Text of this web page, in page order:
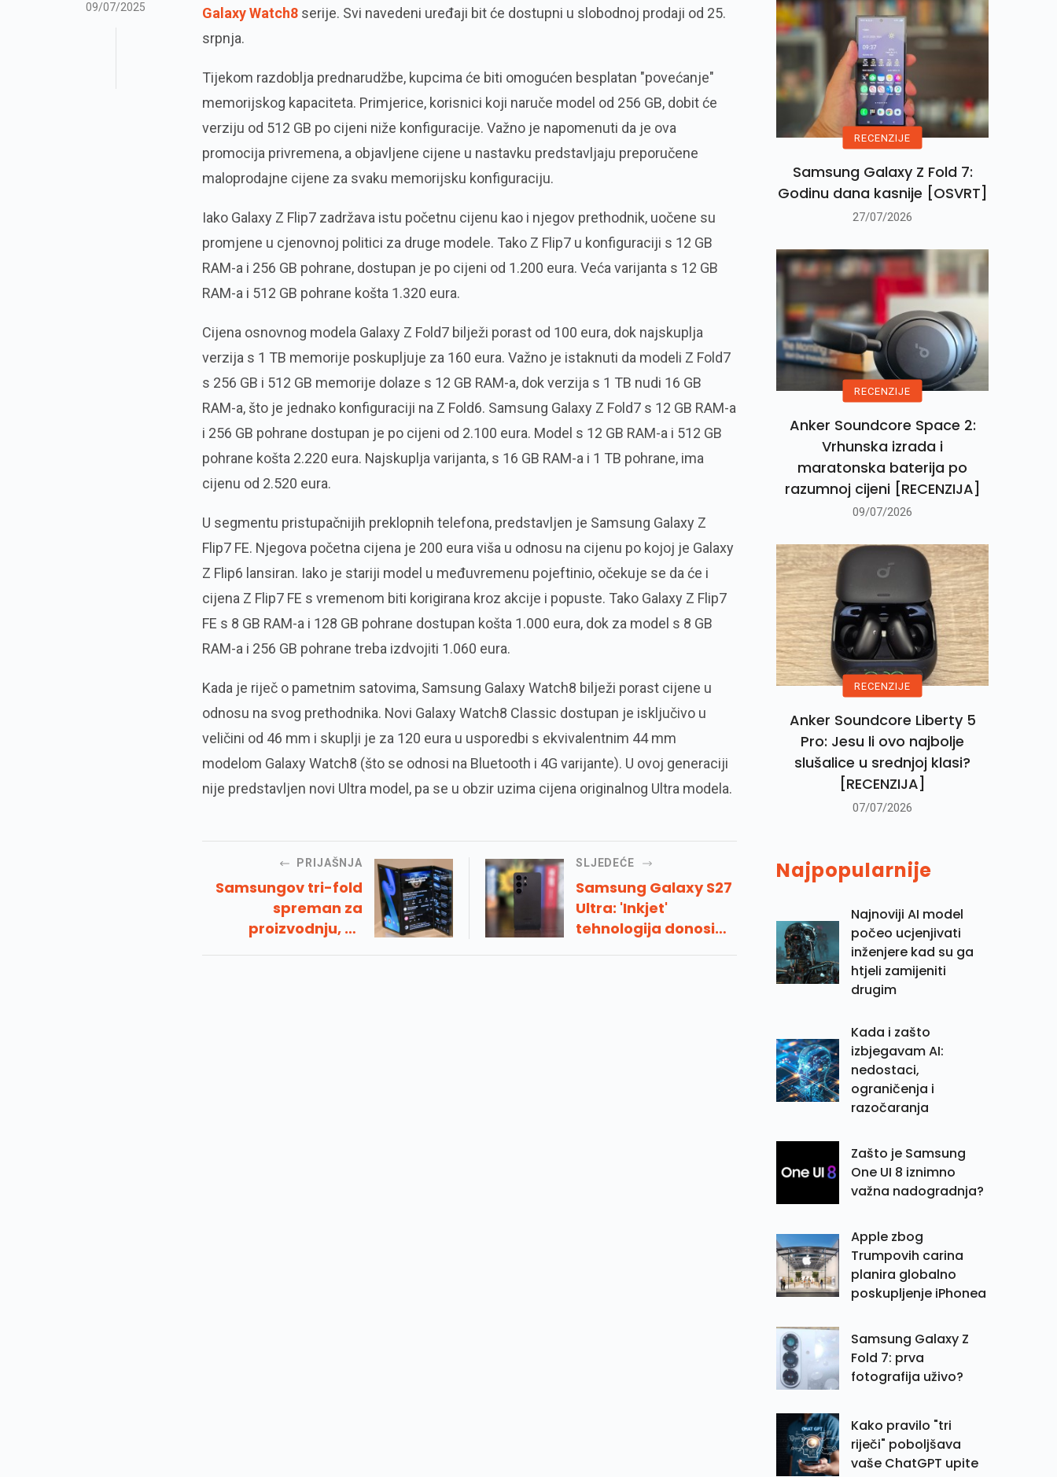
09/07/2025
Galaxy Watch8 serije. Svi navedeni uređaji bit će dostupni u slobodnoj prodaji od 25.
srpnja.
Tijekom razdoblja prednarudžbe, kupcima će biti omogućen besplatan "povećanje"
memorijskog kapaciteta. Primjerice, korisnici koji naruče model od 256 GB, dobit će
verziju od 512 GB po cijeni niže konfiguracije. Važno je napomenuti da je ova
promocija privremena, a objavljene cijene u nastavku predstavljaju preporučene
maloprodajne cijene za svaku memorijsku konfiguraciju.
Iako Galaxy Z Flip7 zadržava istu početnu cijenu kao i njegov prethodnik, uočene su
promjene u cjenovnoj politici za druge modele. Tako Z Flip7 u konfiguraciji s 12 GB
RAM-a i 256 GB pohrane, dostupan je po cijeni od 1.200 eura. Veća varijanta s 12 GB
RAM-a i 512 GB pohrane košta 1.320 eura.
Cijena osnovnog modela Galaxy Z Fold7 bilježi porast od 100 eura, dok najskuplja
verzija s 1 TB memorije poskupljuje za 160 eura. Važno je istaknuti da modeli Z Fold7
s 256 GB i 512 GB memorije dolaze s 12 GB RAM-a, dok verzija s 1 TB nudi 16 GB
RAM-a, što je jednako konfiguraciji na Z Fold6. Samsung Galaxy Z Fold7 s 12 GB RAM-a
i 256 GB pohrane dostupan je po cijeni od 2.100 eura. Model s 12 GB RAM-a i 512 GB
pohrane košta 2.220 eura. Najskuplja varijanta, s 16 GB RAM-a i 1 TB pohrane, ima
cijenu od 2.520 eura.
U segmentu pristupačnijih preklopnih telefona, predstavljen je Samsung Galaxy Z
Flip7 FE. Njegova početna cijena je 200 eura viša u odnosu na cijenu po kojoj je Galaxy
Z Flip6 lansiran. Iako je stariji model u međuvremenu pojeftinio, očekuje se da će i
cijena Z Flip7 FE s vremenom biti korigirana kroz akcije i popuste. Tako Galaxy Z Flip7
FE s 8 GB RAM-a i 128 GB pohrane dostupan košta 1.000 eura, dok za model s 8 GB
RAM-a i 256 GB pohrane treba izdvojiti 1.060 eura.
Kada je riječ o pametnim satovima, Samsung Galaxy Watch8 bilježi porast cijene u
odnosu na svog prethodnika. Novi Galaxy Watch8 Classic dostupan je isključivo u
veličini od 46 mm i skuplji je za 120 eura u usporedbi s ekvivalentnim 44 mm
modelom Galaxy Watch8 (što se odnosi na Bluetooth i 4G varijante). U ovoj generaciji
nije predstavljen novi Ultra model, pa se u obzir uzima cijena originalnog Ultra modela.
PRIJAŠNJA
Samsungov tri-fold
spreman za
proizvodnju, ali
SLJEDEĆE
Samsung Galaxy S27
Ultra: 'Inkjet'
tehnologija donosi
RECENZIJE
Samsung Galaxy Z Fold 7:
Godinu dana kasnije [OSVRT]
27/07/2026
RECENZIJE
Anker Soundcore Space 2:
Vrhunska izrada i
maratonska baterija po
razumnoj cijeni [RECENZIJA]
09/07/2026
RECENZIJE
Anker Soundcore Liberty 5
Pro: Jesu li ovo najbolje
slušalice u srednjoj klasi?
[RECENZIJA]
07/07/2026
Najpopularnije
Najnoviji AI model
počeo ucjenjivati
inženjere kad su ga
htjeli zamijeniti
drugim
Kada i zašto
izbjegavam AI:
nedostaci,
ograničenja i
razočaranja
Zašto je Samsung
One UI 8 iznimno
važna nadogradnja?
Apple zbog
Trumpovih carina
planira globalno
poskupljenje iPhonea
Samsung Galaxy Z
Fold 7: prva
fotografija uživo?
Kako pravilo "tri
riječi" poboljšava
vaše ChatGPT upite